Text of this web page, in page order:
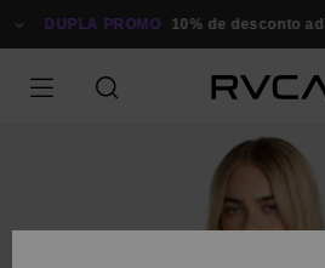
PARA DUPLA PROMO 10% de desconto